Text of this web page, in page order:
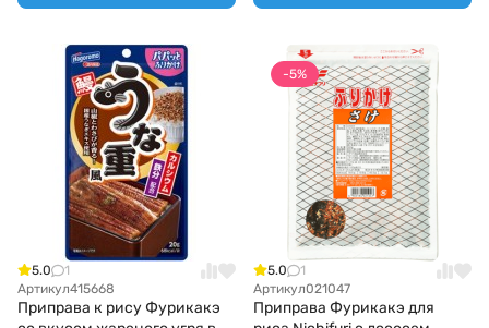
5.0
1
Артикул415668
Приправа к рису Фурикакэ
-5%
5.0
1
Артикул021047
Приправа Фурикакэ для